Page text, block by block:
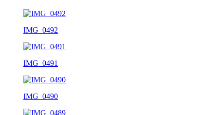
IMG_0492
IMG_0491
IMG_0490